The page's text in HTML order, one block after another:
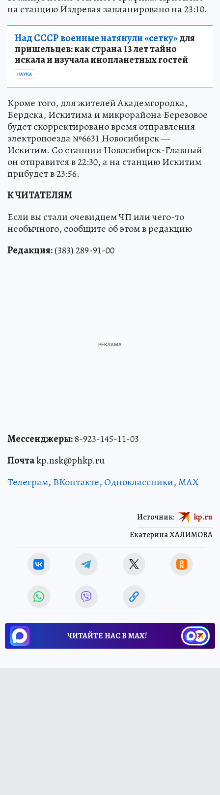
на станцию Издревая запланировано на 23:10.
Над СССР военные натянули «сетку»для
пришельцев: как страна 13 лет тайно
искала и изучала инопланетных гостей
НАУКА
Кроме того, для жителей Академгородка,
Бердска, Искитима и микрорайона Березовое
будет скорректировано время отправления
электропоезда №6631 Новосибирск —
Искитим. Со станции Новосибирск-Главный
он отправится в 22:30, а на станцию Искитим
прибудет в 23:56.
К ЧИТАТЕЛЯМ
Если вы стали очевидцем ЧП или чего-то
необычного, сообщите об этом в редакцию
Редакция:(383) 289-91-00
Мессенджеры:8-923-145-11-03
Почтаkp.nsk@phkp.ru
Телеграм, ВКонтакте, Одноклассники,MAX
Екатерина ХАЛИМОВА
Источник: kp.ru
ЧИТАЙТЕ НАС В МАХ!